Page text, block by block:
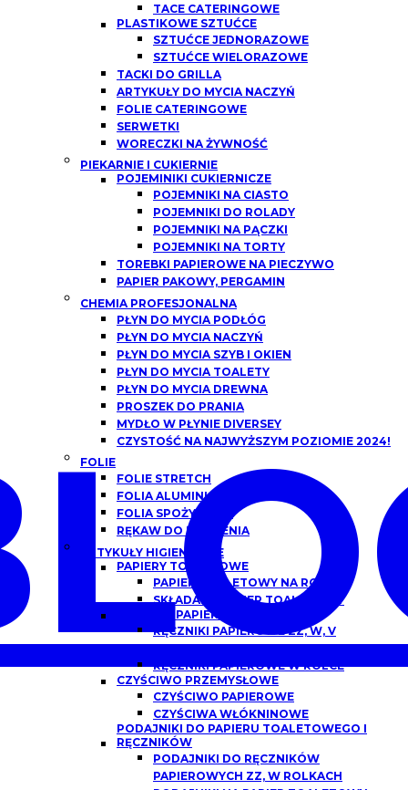
TACE CATERINGOWE
PLASTIKOWE SZTUĆCE
SZTUĆCE JEDNORAZOWE
SZTUĆCE WIELORAZOWE
TACKI DO GRILLA
ARTYKUŁY DO MYCIA NACZYŃ
FOLIE CATERINGOWE
SERWETKI
WORECZKI NA ŻYWNOŚĆ
PIEKARNIE I CUKIERNIE
POJEMINIKI CUKIERNICZE
POJEMNIKI NA CIASTO
POJEMNIKI DO ROLADY
POJEMNIKI NA PĄCZKI
POJEMNIKI NA TORTY
TOREBKI PAPIEROWE NA PIECZYWO
PAPIER PAKOWY, PERGAMIN
CHEMIA PROFESJONALNA
PŁYN DO MYCIA PODŁÓG
PŁYN DO MYCIA NACZYŃ
PŁYN DO MYCIA SZYB I OKIEN
PŁYN DO MYCIA TOALETY
PŁYN DO MYCIA DREWNA
PROSZEK DO PRANIA
MYDŁO W PŁYNIE DIVERSEY
CZYSTOŚĆ NA NAJWYŻSZYM POZIOMIE 2024!
FOLIE
FOLIE STRETCH
FOLIA ALUMINIOWA
FOLIA SPOŻYWCZA
RĘKAW DO PIECZENIA
ARTYKUŁY HIGIENICZNE
PAPIERY TOALETOWE
PAPIER TOALETOWY NA ROLCE
SKŁADANY PAPIER TOALETOWY
RĘCZNIKI PAPIEROWE
RĘCZNIKI PAPIEROWE ZZ, W, V
SKŁADANE
RĘCZNIKI PAPIEROWE W ROLCE
CZYŚCIWO PRZEMYSŁOWE
CZYŚCIWO PAPIEROWE
CZYŚCIWA WŁÓKNINOWE
PODAJNIKI DO PAPIERU TOALETOWEGO I
RĘCZNIKÓW
PODAJNIKI DO RĘCZNIKÓW
PAPIEROWYCH ZZ, W ROLKACH